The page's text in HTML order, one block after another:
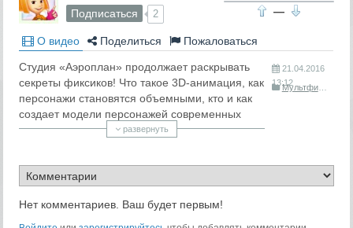
Подписаться 2 —
О видео Поделиться Пожаловаться
Студия «Аэроплан» продолжает раскрывать
секреты фиксиков! Что такое 3D-анимация, как
персонажи становятся объемными, кто и как
создает модели персонажей современных
мультфильмов. Разбираемся вместе с
«Секреты Фиксиков» — новый видеожурнал
для поклонников мультсериала и всех, кто
интересуется анимацией! Подписывайтесь на
развернуть
21.04.2016
13:12Мультфильмы
Нет комментариев. Ваш будет первым!